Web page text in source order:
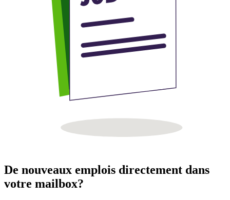
De nouveaux emplois directement dans
votre mailbox?